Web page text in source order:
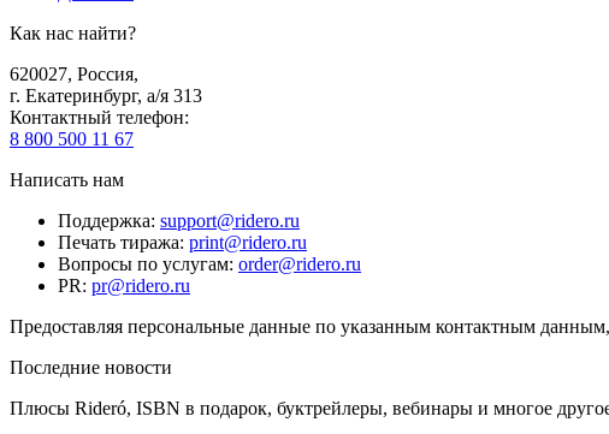
Как нас найти?
620027, Россия,
г. Екатеринбург, а/я 313
Контактный телефон:
8 800 500 11 67
Написать нам
Поддержка: support@ridero.ru
Печать тиража: print@ridero.ru
Вопросы по услугам: order@ridero.ru
PR: pr@ridero.ru
Предоставляя персональные данные по указанным контактным
Последние новости
Плюсы Rideró, ISBN в подарок, буктрейлеры, вебинары и многое